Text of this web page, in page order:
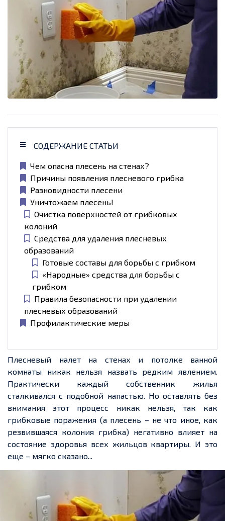
СОДЕРЖАНИЕ СТАТЬИ
Чем опасна плесень на стенах?
Причины появления плесневого грибка
Разновидности плесени
Уничтожаем плесень!
Очистка поверхностей от грибковых
колоний
Средства для удаления плесневых
образований
Готовые составы для борьбы с грибком
«Народные» средства для борьбы с
грибком
Правила безопасности при удалении
плесневых образований
Профилактические меры
Плесневый налет на стенах и потолке ванной
комнаты никак нельзя назвать редким явлением.
Практически каждый собственник жилья
сталкивался с подобной напастью. Но оставлять без
внимания этот процесс никак нельзя, так как
грибковые поражения (а плесень – не что иное, как
резвившаяся колония грибка) негативно влияет на
состояние здоровья всех жильцов квартиры. И это
еще – мягко сказано...